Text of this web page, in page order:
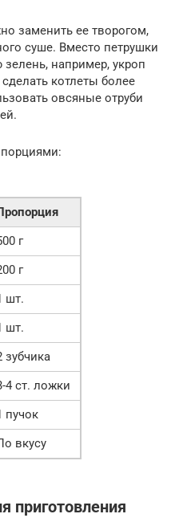
заменить ее творогом,
суше. Вместо петрушки
например, укроп
котлеты более
овсяные отруби
г
г
шт.
шт.
зубчика
4 ст. ложки
пучок
вкусу
приготовления